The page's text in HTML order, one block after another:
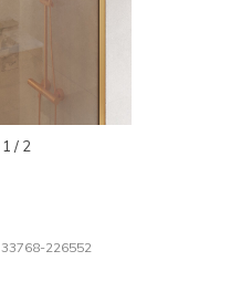
1 / 2
33768-226552